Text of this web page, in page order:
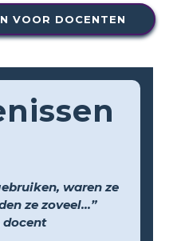
VOOR DOCENTEN
waren ze
ze zoveel...”
docent